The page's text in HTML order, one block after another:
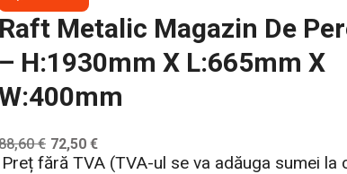
Raft Metalic Magazin De
– H:1930mm X L:665mm X
€ 72,50 €
Preț fără TVA (TVA-ul se va adăuga sumei la